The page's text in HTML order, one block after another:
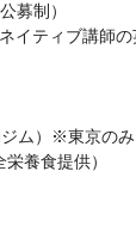
募制）
イティブ講師の
ジム）※東京のみ
養食提供）